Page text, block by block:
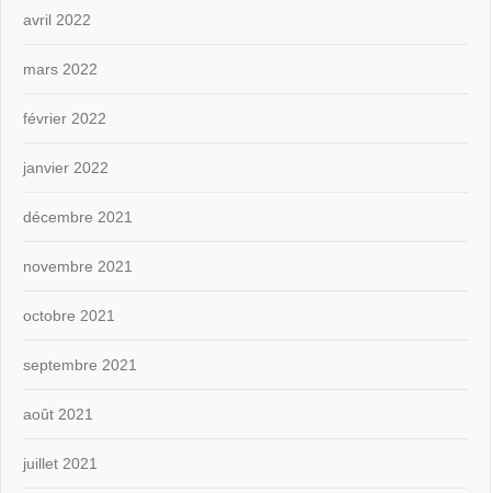
avril 2022
mars 2022
février 2022
janvier 2022
décembre 2021
novembre 2021
octobre 2021
septembre 2021
août 2021
juillet 2021